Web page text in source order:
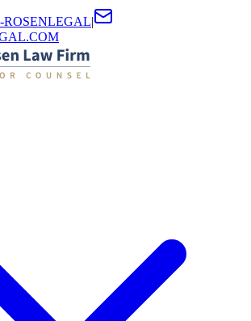
ROSENLEGAL|